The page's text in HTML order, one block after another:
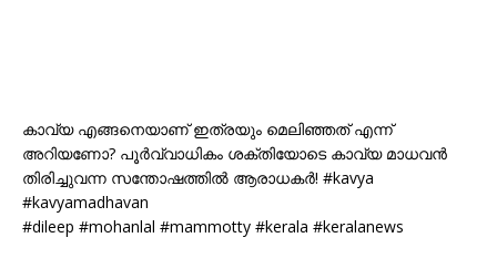
കാവ്യ എങ്ങനെയാണ് ഇത്രയും മെലിഞ്ഞത് എന്ന്
അറിയണോ? പൂര്‍വ്വാധികം ശക്തിയോടെ കാവ്യ മാധവന്‍
തിരിച്ചുവന്ന സന്തോഷത്തില്‍ ആരാധകര്‍! #kavya
#kavyamadhavan
#dileep #mohanlal #mammotty #kerala #keralanews